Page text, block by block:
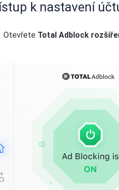
k nastavení
Otevřete Total Adblock